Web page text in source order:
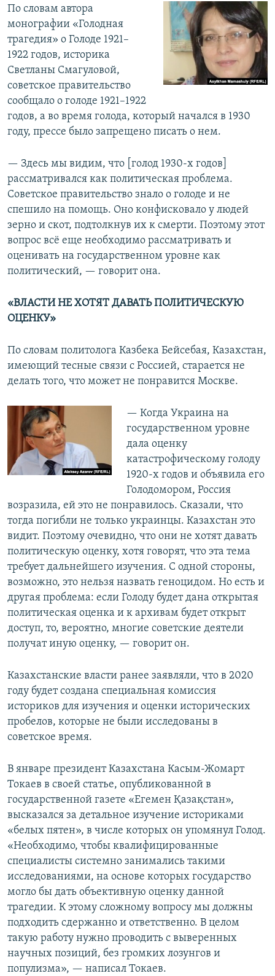
По словам автора
монографии «Голодная
трагедия» о Голоде 1921–
1922 годов, историка
Светланы Смагуловой,
советское правительство
сообщало о голоде 1921–1922
годов, а во время голода, который начался в 1930
году, прессе было запрещено писать о нем.
— Здесь мы видим, что [голод 1930-х годов]
рассматривался как политическая проблема.
Советское правительство знало о голоде и не
спешило на помощь. Оно конфисковало у людей
зерно и скот, подтолкнув их к смерти. Поэтому этот
вопрос всё еще необходимо рассматривать и
оценивать на государственном уровне как
политический, — говорит она.
«ВЛАСТИ НЕ ХОТЯТ ДАВАТЬ ПОЛИТИЧЕСКУЮ
ОЦЕНКУ»
По словам политолога Казбека Бейсебая, Казахстан,
имеющий тесные связи с Россией, старается не
делать того, что может не понравится Москве.
— Когда Украина на
государственном уровне
дала оценку
катастрофическому голоду
1920-х годов и объявила его
Голодомором, Россия
возразила, ей это не понравилось. Сказали, что
тогда погибли не только украинцы. Казахстан это
видит. Поэтому очевидно, что они не хотят давать
политическую оценку, хотя говорят, что эта тема
требует дальнейшего изучения. С одной стороны,
возможно, это нельзя назвать геноцидом. Но есть и
другая проблема: если Голоду будет дана открытая
политическая оценка и к архивам будет открыт
доступ, то, вероятно, многие советские деятели
получат иную оценку, — говорит он.
Казахстанские власти ранее заявляли, что в 2020
году будет создана специальная комиссия
историков для изучения и оценки исторических
пробелов, которые не были исследованы в
советское время.
В январе президент Казахстана Касым-Жомарт
Токаев в своей статье, опубликованной в
государственной газете «Егемен Қазақстан»,
высказался за детальное изучение историками
«белых пятен», в числе которых он упомянул Голод.
«Необходимо, чтобы квалифицированные
специалисты системно занимались такими
исследованиями, на основе которых государство
могло бы дать объективную оценку данной
трагедии. К этому сложному вопросу мы должны
подходить сдержанно и ответственно. В целом
такую работу нужно проводить с выверенных
научных позиций, без громких лозунгов и
популизма», — написал Токаев.